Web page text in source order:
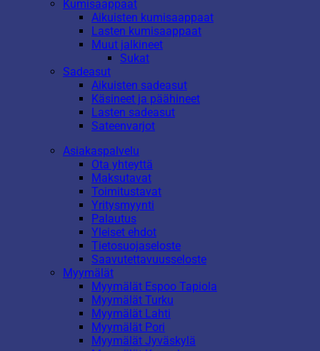
Kumisaappaat
Aikuisten kumisaappaat
Lasten kumisaappaat
Muut jalkineet
Sukat
Sadeasut
Aikuisten sadeasut
Käsineet ja päähineet
Lasten sadeasut
Sateenvarjot
Asiakaspalvelu
Ota yhteyttä
Maksutavat
Toimitustavat
Yritysmyynti
Palautus
Yleiset ehdot
Tietosuojaseloste
Saavutettavuusseloste
Myymälät
Myymälät Espoo Tapiola
Myymälät Turku
Myymälät Lahti
Myymälät Pori
Myymälät Jyväskylä